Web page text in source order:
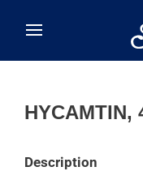
HYCAMTIN,
Description